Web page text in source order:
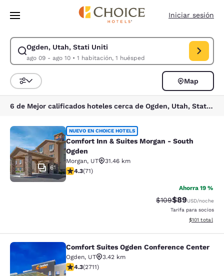
Pasar A Contenido Principal
Iniciar sesión
Ogden, Utah, Stati Uniti
ago 09 - ago 10• 1 habitación, 1 huésped
Modificar la búsqueda de Ogden, Utah, Stati Uniti. Fecha de check-in
Ordenar y filtrar
Map
6 de Mejor calificados hoteles cerca de Ogden, Utah, Stati Uniti
Comfort Inn & Suites Morgan -
61
NUEVO EN CHOICE HOTELS
Comfort Inn & Suites Morgan - South
Ogden
Morgan, UT
31.46 km
calificación de 4.35 estrellas. Excelente. 71 reseñas
4.3(71)
Ahorra 19 %
Precio tachado:
$109Precio con
$89USD/noche
Tarifa para socios
Ver detalles
$101 total
Comfort Suites Ogden Conference
Comfort Suites Ogden Conference Center
Ogden, UT
3.42 km
calificación de 4.29 estrellas. Excelente. 2711 reseñas
4.3(2711)